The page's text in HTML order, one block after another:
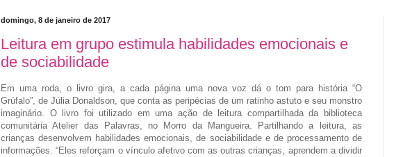
domingo, 8 de janeiro de 2017
Leitura em grupo estimula habilidades emocionais e
de sociabilidade
Em uma roda, o livro gira, a cada página uma nova voz dá o tom para história “O
Grúfalo”, de Júlia Donaldson, que conta as peripécias de um ratinho astuto e seu monstro
imaginário. O livro foi utilizado em uma ação de leitura compartilhada da biblioteca
comunitária Atelier das Palavras, no Morro da Mangueira. Partilhando a leitura, as
crianças desenvolvem habilidades emocionais, de sociabilidade e de processamento de
informações. “Eles reforçam o vínculo afetivo com as outras crianças, aprendem a dividir